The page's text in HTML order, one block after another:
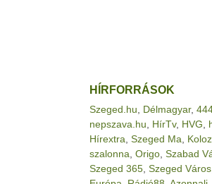
HÍRFORRÁSOK
Szeged.hu Délmagyar,
nepszava.hu
HírTv, HVG
Hírextra Szeged Ma
szalonna Origo Szabad
Szeged 365 Szeged Város